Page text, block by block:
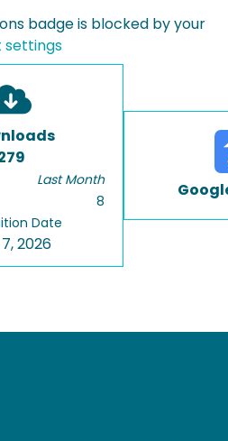
badge is blocked by your
settings
Last Month
8
Date
2026